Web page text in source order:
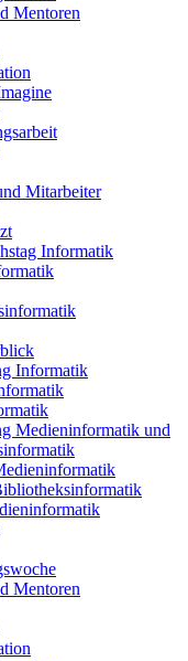
Mentoren
Mitarbeiter
Informatik
Informatik
Medieninformatik und
Mentoren